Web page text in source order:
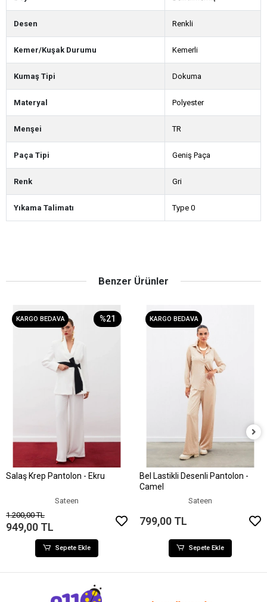
Desen Renkli
Kemer/Kuşak Durumu Kemerli
Kumaş Tipi Dokuma
Materyal Polyester
Menşei TR
Paça Tipi Geniş Paça
Renk Gri
Yıkama Talimatı Type 0
Benzer Ürünler
KARGO BEDAVA %21
Sepete Ekle
Salaş Krep Pantolon - Ekru
Sateen
1.200,00 TL
949,00 TL
Sepete Ekle
KARGO BEDAVA
Sepete Ekle
Bel Lastikli Desenli Pantolon -
Camel
Sateen
799,00 TL
Sepete Ekle